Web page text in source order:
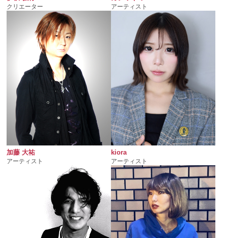
クリエーター アーティスト
加藤 大祐
アーティスト
kiora
アーティスト